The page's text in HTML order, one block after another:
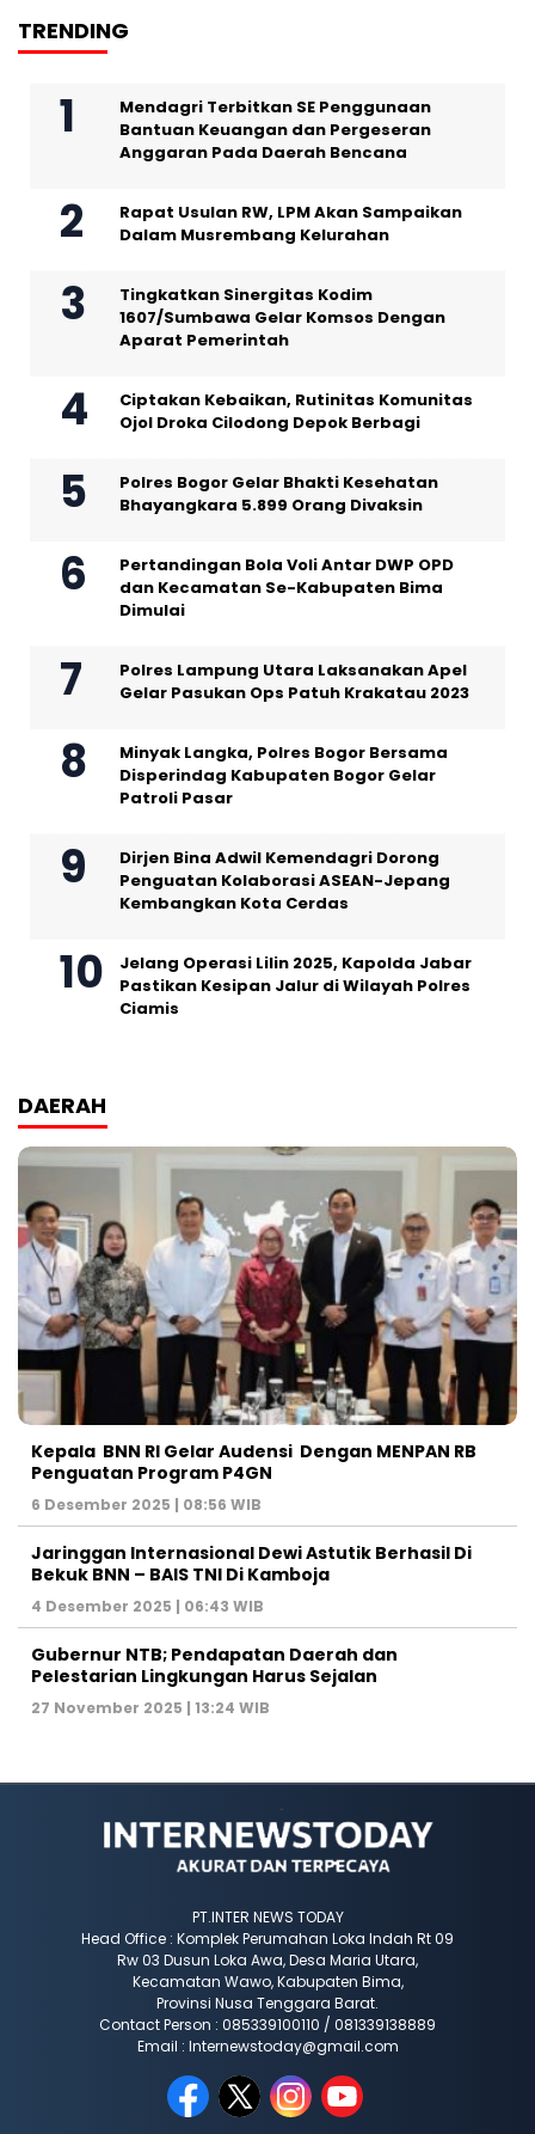
TRENDING
Mendagri Terbitkan SE Penggunaan
Bantuan Keuangan dan Pergeseran
Anggaran Pada Daerah Bencana
Rapat Usulan RW, LPM Akan Sampaikan
Dalam Musrembang Kelurahan
Tingkatkan Sinergitas Kodim
1607/Sumbawa Gelar Komsos Dengan
Aparat Pemerintah
Ciptakan Kebaikan, Rutinitas Komunitas
Ojol Droka Cilodong Depok Berbagi
Polres Bogor Gelar Bhakti Kesehatan
Bhayangkara 5.899 Orang Divaksin
Pertandingan Bola Voli Antar DWP OPD
dan Kecamatan Se-Kabupaten Bima
Dimulai
Polres Lampung Utara Laksanakan Apel
Gelar Pasukan Ops Patuh Krakatau 2023
Minyak Langka, Polres Bogor Bersama
Disperindag Kabupaten Bogor Gelar
Patroli Pasar
Dirjen Bina Adwil Kemendagri Dorong
Penguatan Kolaborasi ASEAN-Jepang
Kembangkan Kota Cerdas
Jelang Operasi Lilin 2025, Kapolda Jabar
Pastikan Kesipan Jalur di Wilayah Polres
Ciamis
DAERAH
Kepala BNN RI Gelar Audensi Dengan MENPAN RB
Penguatan Program P4GN
6 Desember 2025 | 08:56 WIB
Jaringgan Internasional Dewi Astutik Berhasil Di
Bekuk BNN – BAIS TNI Di Kamboja
4 Desember 2025 | 06:43 WIB
Gubernur NTB; Pendapatan Daerah dan
Pelestarian Lingkungan Harus Sejalan
27 November 2025 | 13:24 WIB
PT.INTER NEWS TODAY
Head Office : Komplek Perumahan Loka Indah Rt 09
Rw 03 Dusun Loka Awa, Desa Maria Utara,
Kecamatan Wawo, Kabupaten Bima,
Provinsi Nusa Tenggara Barat.
Contact Person : 085339100110 / 081339138889
Email : Internewstoday@gmail.com